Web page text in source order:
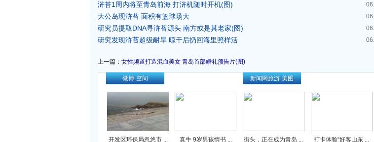
浒苔1周内将至青岛前海 打浒机随时开机(图)
大公岛现浒苔 面积有篮球场大
研究员提取DNA寻浒苔源头 南方或是其老家(图)
研究发现浒苔超级耐旱 晾干后扔回海里照样活
上一篇： 女性频道打造混血美女 青岛首部婚礼预告片(图)